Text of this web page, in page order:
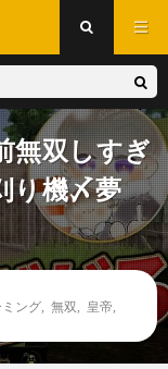
無双しすぎ
り機〆夢
ング 無双 皇帝